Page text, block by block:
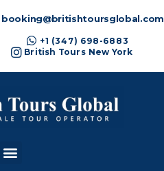
booking@britishtoursglobal.com
+1 (347) 698-6883
British Tours New York